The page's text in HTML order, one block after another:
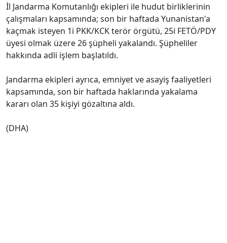
İl Jandarma Komutanlığı ekipleri ile hudut birliklerinin
çalışmaları kapsamında; son bir haftada Yunanistan'a
kaçmak isteyen 1i PKK/KCK terör örgütü, 25i FETÖ/PDY
üyesi olmak üzere 26 şüpheli yakalandı. Şüpheliler
hakkında adli işlem başlatıldı.
Jandarma ekipleri ayrıca, emniyet ve asayiş faaliyetleri
kapsamında, son bir haftada haklarında yakalama
kararı olan 35 kişiyi gözaltına aldı.
(DHA)